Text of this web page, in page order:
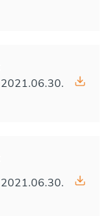
2021.06.30.
2021.06.30.